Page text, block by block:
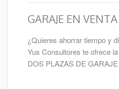
GARAJE EN
¿Quieres ahorrar tiempo y
Yus Consultores te ofrece
DOS PLAZAS DE